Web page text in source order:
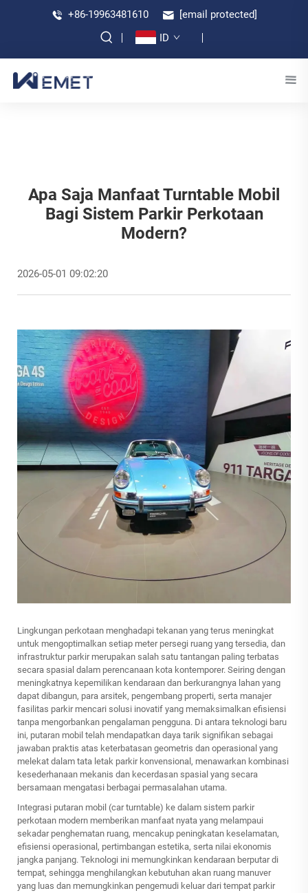
+86-19963481610
[email protected]
ID
Apa Saja Manfaat Turntable Mobil
Bagi Sistem Parkir Perkotaan
Modern?
2026-05-01 09:02:20
Lingkungan perkotaan menghadapi tekanan yang terus meningkat
untuk mengoptimalkan setiap meter persegi ruang yang tersedia, dan
infrastruktur parkir merupakan salah satu tantangan paling terbatas
secara spasial dalam perencanaan kota kontemporer. Seiring dengan
meningkatnya kepemilikan kendaraan dan berkurangnya lahan yang
dapat dibangun, para arsitek, pengembang properti, serta manajer
fasilitas parkir mencari solusi inovatif yang memaksimalkan efisiensi
tanpa mengorbankan pengalaman pengguna. Di antara teknologi baru
ini, putaran mobil telah mendapatkan daya tarik signifikan sebagai
jawaban praktis atas keterbatasan geometris dan operasional yang
melekat dalam tata letak parkir konvensional, menawarkan kombinasi
kesederhanaan mekanis dan kecerdasan spasial yang secara
bersamaan mengatasi berbagai permasalahan utama.
Integrasi putaran mobil (car turntable) ke dalam sistem parkir
perkotaan modern memberikan manfaat nyata yang melampaui
sekadar penghematan ruang, mencakup peningkatan keselamatan,
efisiensi operasional, pertimbangan estetika, serta nilai ekonomis
jangka panjang. Teknologi ini memungkinkan kendaraan berputar di
tempat, sehingga menghilangkan kebutuhan akan ruang manuver
yang luas dan memungkinkan pengemudi keluar dari tempat parkir